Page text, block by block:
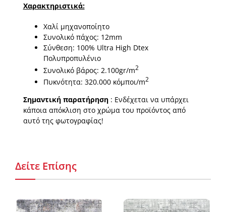
Χαρακτηριστικά:
Χαλί μηχανοποίητο
Συνολικό πάχος: 12mm
Σύνθεση: 100% Ultra High Dtex
Πολυπροπυλένιο
Συνολικό βάρος: 2.100gr/m2
Πυκνότητα: 320.000 κόμποι/m2
Σημαντική παρατήρηση: Ενδέχεται να υπάρχει
κάποια απόκλιση στο χρώμα του προϊόντος από
αυτό της φωτογραφίας!
Δείτε Επίσης